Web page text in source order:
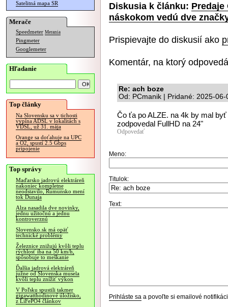
Satelitná mapa SR
Merače
Speedmeter Merania
Pingmeter
Googlemeter
Hľadanie
Top články
Na Slovensku sa v tichosti
vypína ADSL v lokalitách s
VDSL, už 31. mája
Orange sa doťahuje na UPC
a O2, spustí 2.5 Gbps
pripojenie
Top správy
Maďarsko jadrovú elektráreň
nakoniec kompletne
neodstavilo, Rumunsko mení
tok Dunaja
Alza nasadila dve novinky,
jednu užitočnú a jednu
kontroverznú
Slovensko.sk má opäť
technické problémy
Železnice znižujú kvôli teplu
rýchlosť iba na 50 km/h,
spôsobuje to meškanie
Ďalšia jadrová elektráreň
južne od Slovenska musela
kvôli teplu znížiť výkon
V Poľsku spustili takmer
gigawatthodinové úložisko,
z LiFePO4 článkov
Diskusia k článku: Predaje
náskokom vedú dve
Prispievajte do diskusií ako
Komentár, na ktorý
Re: ach boze
Od: PCmanik | Pridané: 2025-06-
Čo ťa po ALZE. na 4k by mal
zodpovedal FullHD na 24"
Odpovedať
Meno:
Titulok:
Text:
Prihláste sa a povoľte si emailové